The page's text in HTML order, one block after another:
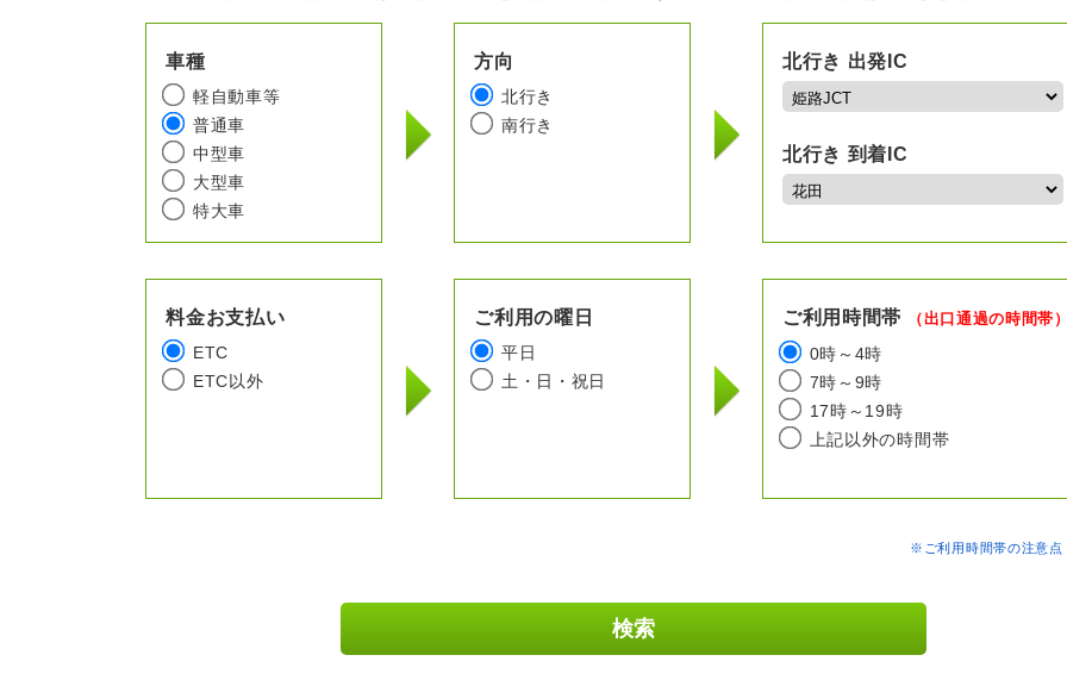
車種
軽自動車等
普通車
中型車
大型車
特大車
方向
北行き
南行き
北行き 出発IC
北行き 到着IC
料金お支払い
ETC
ETC以外
ご利用の曜日
平日
土・日・祝日
ご利用時間帯 （出口通過の時間帯
0時～4時
7時～9時
17時～19時
上記以外の時間帯
※ご利用時間帯の注意